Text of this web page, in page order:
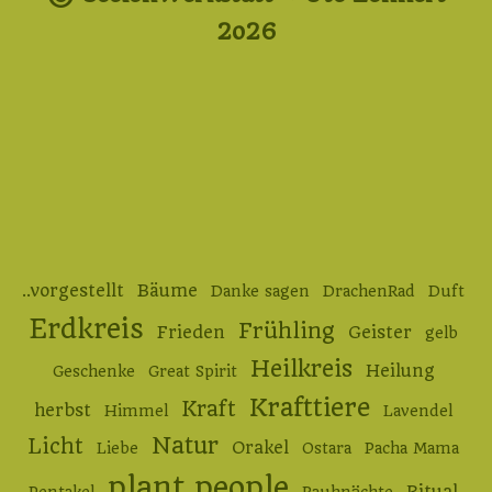
2o26
..vorgestellt Bäume Danke sagen DrachenRad Duft
Erdkreis Frieden Frühling Geister gelb
Geschenke Great Spirit Heilkreis
Heilung
herbst
Himmel Kraft Krafttiere Lavendel
Licht Liebe Natur Orakel Ostara Pacha Mama